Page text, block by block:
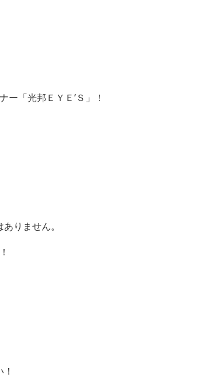
「光邦ＥＹＥ’Ｓ」！
りません。